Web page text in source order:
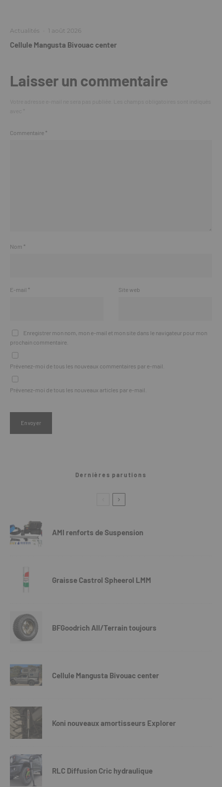
Actualités · 1 août 2026
Cellule Mangusta Bivouac center
Laisser un commentaire
Commentaire *
Nom *
E-mail * Site web
Enregistrer mon nom, mon e-mail et mon site dans le navigateur pour mon
prochain commentaire.
Prévenez-moi de tous les nouveaux commentaires par e-mail.
Prévenez-moi de tous les nouveaux articles par e-mail.
Dernières parutions
AMI renforts de Suspension
Graisse Castrol Spheerol LMM
BFGoodrich All/Terrain toujours
Cellule Mangusta Bivouac center
Koni nouveaux amortisseurs Explorer
RLC Diffusion Cric hydraulique